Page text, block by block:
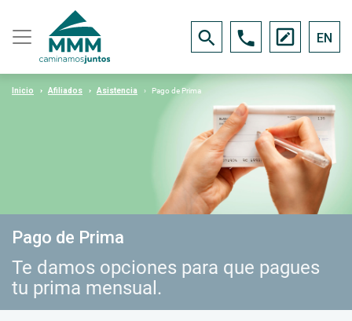
EN
Inicio Afiliados Asistencia Pago de Prima
Pago de Prima
Te damos opciones para que pagues
tu prima mensual.